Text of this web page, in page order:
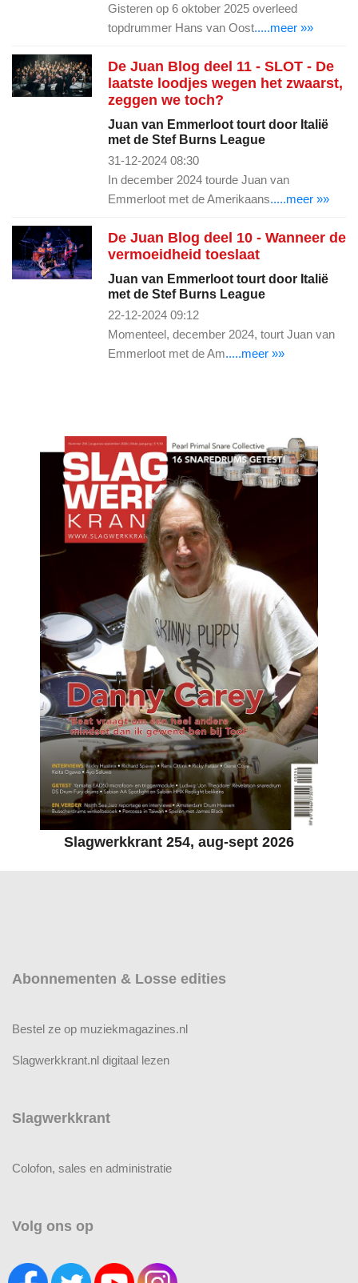
Gisteren op 6 oktober 2025 overleed
topdrummer Hans van Oost.....meer »»
De Juan Blog deel 11 - SLOT - De
laatste loodjes wegen het zwaarst,
zeggen we toch?
Juan van Emmerloot tourt door Italië
met de Stef Burns League
31-12-2024 08:30
In december 2024 tourde Juan van
Emmerloot met de Amerikaans.....meer »»
De Juan Blog deel 10 - Wanneer de
vermoeidheid toeslaat
Juan van Emmerloot tourt door Italië
met de Stef Burns League
22-12-2024 09:12
Momenteel, december 2024, tourt Juan van
Emmerloot met de Am.....meer »»
Slagwerkkrant 254, aug-sept 2026
Abonnementen & Losse edities
Bestel ze op muziekmagazines.nl
Slagwerkkrant.nl digitaal lezen
Slagwerkkrant
Colofon, sales en administratie
Volg ons op